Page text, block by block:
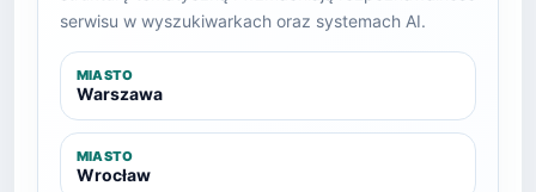
serwisu w wyszukiwarkach oraz systemach AI.
MIASTO
Warszawa
MIASTO
Wrocław